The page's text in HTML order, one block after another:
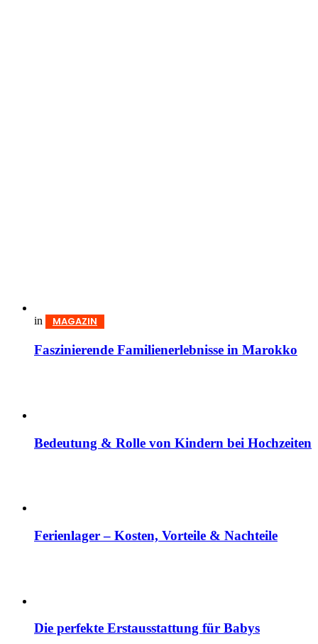
in MAGAZIN
Faszinierende Familienerlebnisse in Marokko
Bedeutung & Rolle von Kindern bei Hochzeiten
Ferienlager – Kosten, Vorteile & Nachteile
Die perfekte Erstausstattung für Babys